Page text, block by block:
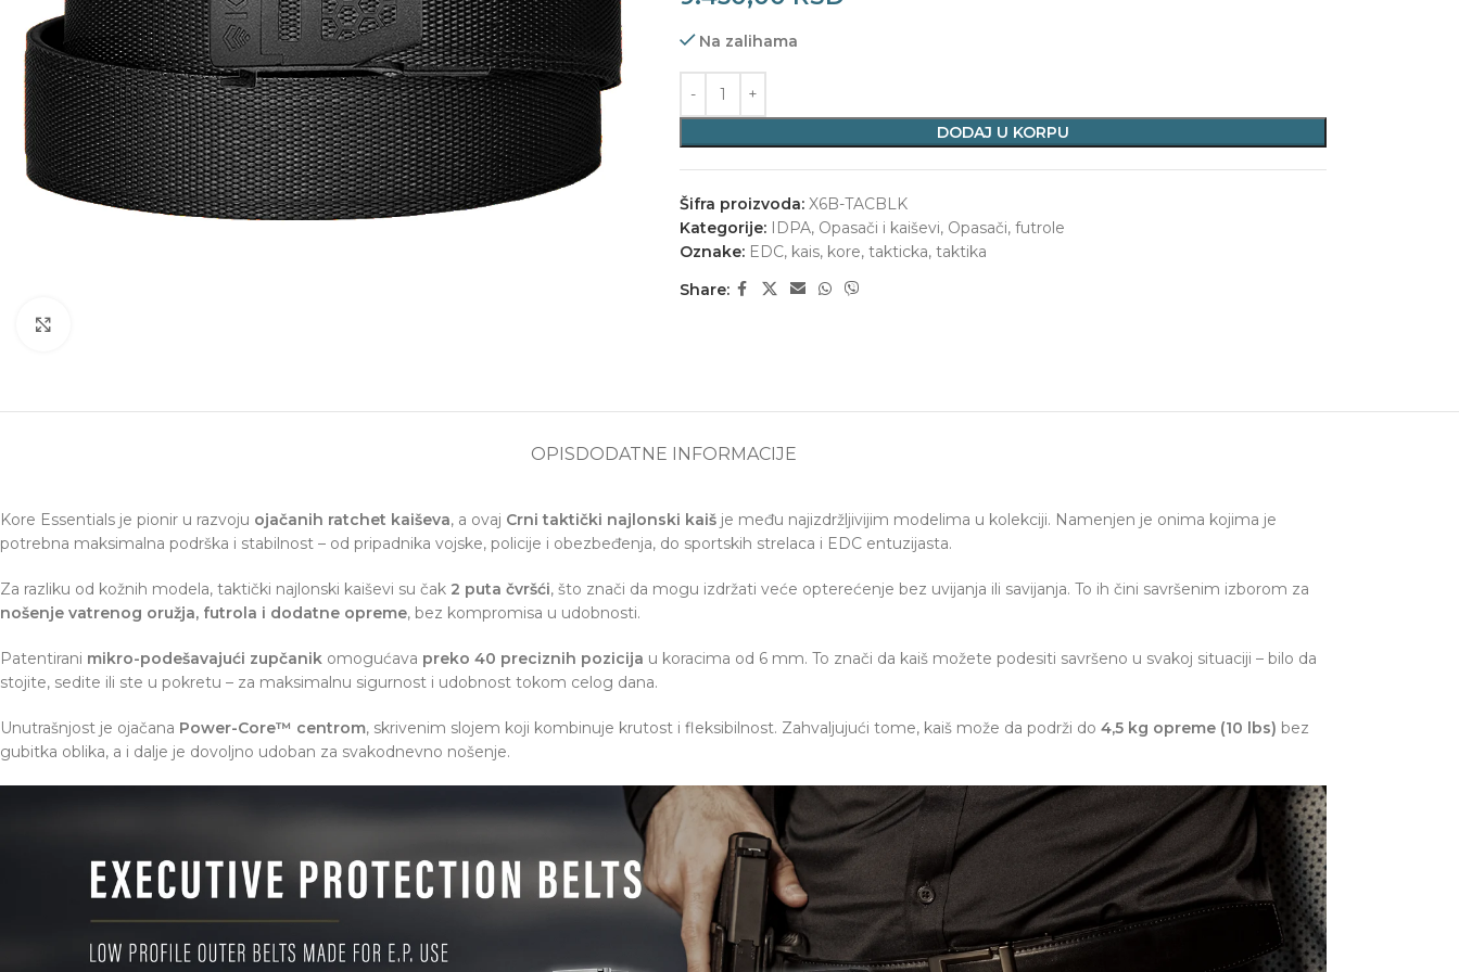
Na zalihama
DODAJ U KORPU
Šifra proizvoda: X6B-TACBLK
Kategorije: IDPA, Opasači i kaiševi, Opasači, futrole
Oznake: EDC, kais, kore, takticka, taktika
Share:
OPISDODATNE INFORMACIJE
Kore Essentials je pionir u razvoju ojačanih ratchet kaiševa, a ovaj Crni taktički najlonski kaiš je među najizdržljivijim modelima u kolekciji. Namenjen je onima kojima je
potrebna maksimalna podrška i stabilnost – od pripadnika vojske, policije i obezbeđenja, do sportskih strelaca i EDC entuzijasta.
Za razliku od kožnih modela, taktički najlonski kaiševi su čak 2 puta čvršći, što znači da mogu izdržati veće opterećenje bez uvijanja ili savijanja. To ih čini savršenim izborom za
nošenje vatrenog oružja, futrola i dodatne opreme, bez kompromisa u udobnosti.
Patentirani mikro-podešavajući zupčanik omogućava preko 40 preciznih pozicija u koracima od 6 mm. To znači da kaiš možete podesiti savršeno u svakoj situaciji – bilo da
stojite, sedite ili ste u pokretu – za maksimalnu sigurnost i udobnost tokom celog dana.
Unutrašnjost je ojačana Power-Core™ centrom, skrivenim slojem koji kombinuje krutost i fleksibilnost. Zahvaljujući tome, kaiš može da podrži do 4,5 kg opreme (10 lbs) bez
gubitka oblika, a i dalje je dovoljno udoban za svakodnevno nošenje.